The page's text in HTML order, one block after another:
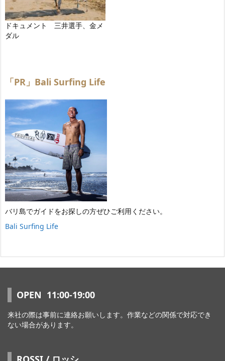
ドキュメント 三井選手、金メ
ダル
「PR」Bali Surfing Life
バリ島でガイドをお探しの方ぜひご利用ください。
Bali Surfing Life
OPEN 11:00-19:00
来社の際は事前に連絡お願いします。作業などの関係で対応でき
ない場合があります。